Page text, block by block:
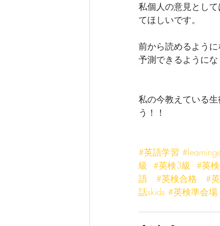
私個人の意見とし
てほしいです。
前から読めるよう
予測できるように
私の今教えている
う！！
#英語学習
級
#英検3級
#英
語
#英検合格
#
話skids #英検準会場